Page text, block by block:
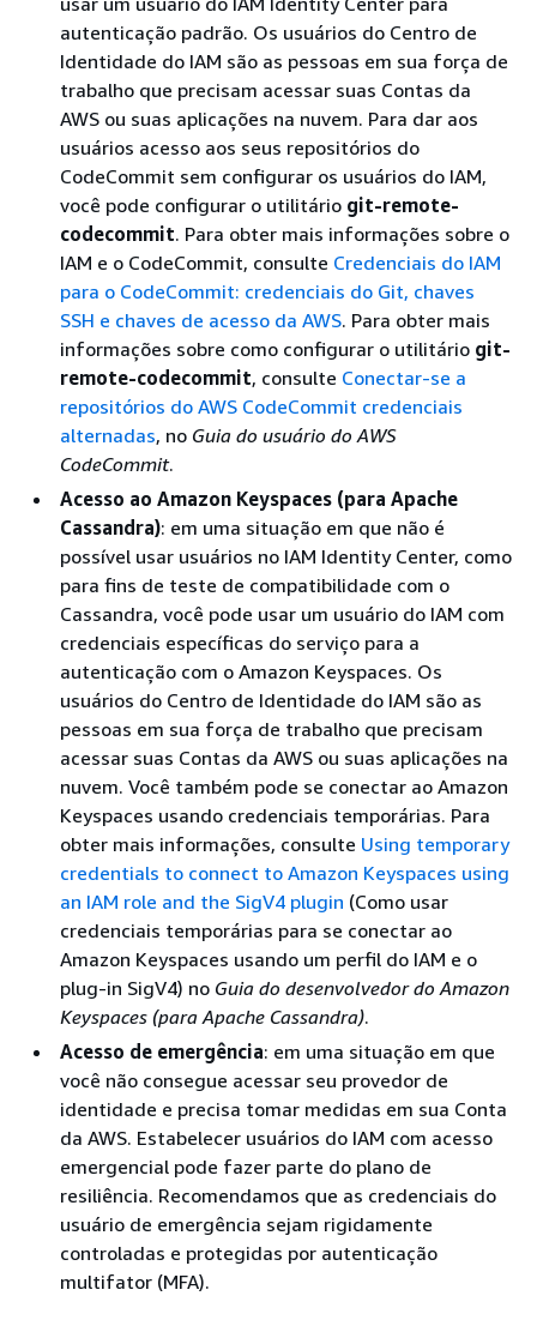
autenticação padrão. Os usuários do Centro de
Identidade do IAM são as pessoas em sua força de
trabalho que precisam acessar suas Contas da
AWS ou suas aplicações na nuvem. Para dar aos
usuários acesso aos seus repositórios do
CodeCommit sem configurar os usuários do IAM,
você pode configurar o utilitário git-remote-
codecommit. Para obter mais informações sobre o
IAM e o CodeCommit, consulte Credenciais do IAM
para o CodeCommit: credenciais do Git, chaves
SSH e chaves de acesso da AWS. Para obter mais
informações sobre como configurar o utilitário git-
remote-codecommit, consulte Conectar-se a
repositórios do AWS CodeCommit credenciais
alternadas, no Guia do usuário do AWS
CodeCommit.
Acesso ao Amazon Keyspaces (para Apache
Cassandra): em uma situação em que não é
possível usar usuários no IAM Identity Center, como
para fins de teste de compatibilidade com o
Cassandra, você pode usar um usuário do IAM com
credenciais específicas do serviço para a
autenticação com o Amazon Keyspaces. Os
usuários do Centro de Identidade do IAM são as
pessoas em sua força de trabalho que precisam
acessar suas Contas da AWS ou suas aplicações na
nuvem. Você também pode se conectar ao Amazon
Keyspaces usando credenciais temporárias. Para
obter mais informações, consulte Using temporary
credentials to connect to Amazon Keyspaces using
an IAM role and the SigV4 plugin (Como usar
credenciais temporárias para se conectar ao
Amazon Keyspaces usando um perfil do IAM e o
plug-in SigV4) no Guia do desenvolvedor do Amazon
Keyspaces (para Apache Cassandra).
Acesso de emergência: em uma situação em que
você não consegue acessar seu provedor de
identidade e precisa tomar medidas em sua Conta
da AWS. Estabelecer usuários do IAM com acesso
emergencial pode fazer parte do plano de
resiliência. Recomendamos que as credenciais do
usuário de emergência sejam rigidamente
controladas e protegidas por autenticação
multifator (MFA).